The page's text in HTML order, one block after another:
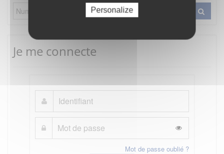
Personalize
Je me connecte
Mot de passe oublié ?